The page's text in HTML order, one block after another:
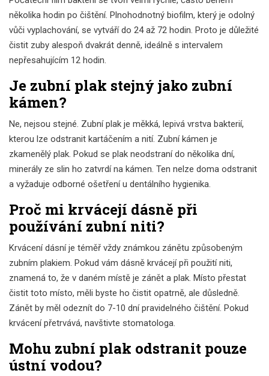
několika hodin po čištění. Plnohodnotný biofilm, který je odolný
vůči vyplachování, se vytváří do 24 až 72 hodin. Proto je důležité
čistit zuby alespoň dvakrát denně, ideálně s intervalem
nepřesahujícím 12 hodin.
Je zubní plak stejný jako zubní
kámen?
Ne, nejsou stejné. Zubní plak je měkká, lepivá vrstva bakterií,
kterou lze odstranit kartáčením a nití. Zubní kámen je
zkamenělý plak. Pokud se plak neodstraní do několika dní,
minerály ze slin ho zatvrdí na kámen. Ten nelze doma odstranit
a vyžaduje odborné ošetření u dentálního hygienika.
Proč mi krvácejí dásně při
používání zubní niti?
Krvácení dásní je téměř vždy známkou zánětu způsobeným
zubním plakiem. Pokud vám dásně krvácejí při použití niti,
znamená to, že v daném místě je zánět a plak. Místo přestat
čistit toto místo, měli byste ho čistit opatrně, ale důsledně.
Zánět by měl odeznít do 7-10 dní pravidelného čištění. Pokud
krvácení přetrvává, navštivte stomatologa.
Mohu zubní plak odstranit pouze
ústní vodou?